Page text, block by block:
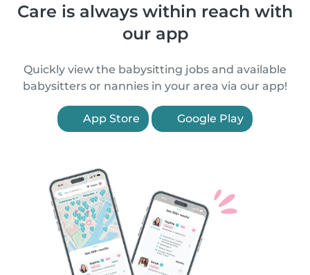
Care is always within reach with
our app
Quickly view the babysitting jobs and available
babysitters or nannies in your area via our app!
App Store Google Play